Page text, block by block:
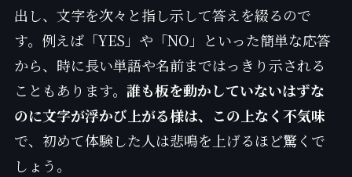
出し、文字を次々と指し示して答えを綴るので
す。例えば「YES」や「NO」といった簡単な応答
から、時に長い単語や名前まではっきり示される
こともあります。 誰も板を動かしていないはずな
のに文字が浮かび上がる様は、この上なく不気味
で、初めて体験した人は悲鳴を上げるほど驚くで
しょう。